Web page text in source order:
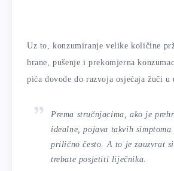
Uz to, konzumiranje velike količine
hrane, pušenje i prekomjerna
pića dovode do razvoja osjećaja žuči u
Prema stručnjacima, ako je
idealne, pojava takvih
prilično često. A to je zauzvrat
trebate posjetiti liječnika.